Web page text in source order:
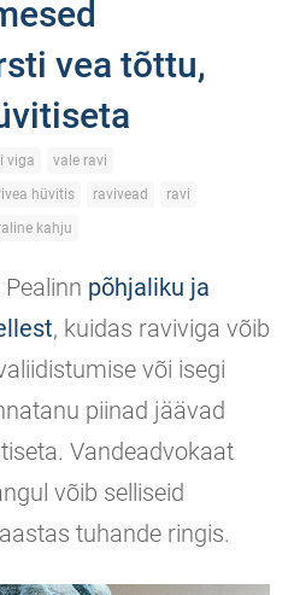
vea tõttu,
viga
vale ravi
hüvitis ravivead
ravi
kahju
põhjaliku ja
, kuidas raviviga võib
või isegi
piinad jäävad
Vandeadvokaat
võib selliseid
tuhande ringis.